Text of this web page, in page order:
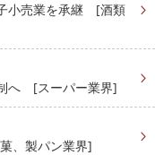
小売業を承継 [酒類
へ [スーパー業界]
、製パン業界]